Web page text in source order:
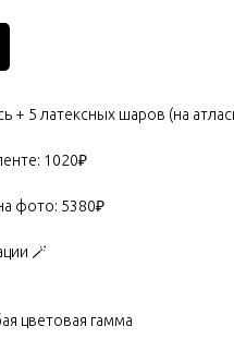
+ 5 латексных шаров (на
1020₽
фото: 5380₽
🪄
цветовая гамма